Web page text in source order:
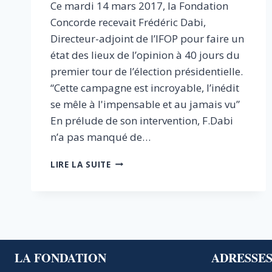
Ce mardi 14 mars 2017, la Fondation
Concorde recevait Frédéric Dabi,
Directeur-adjoint de l’IFOP pour faire un
état des lieux de l’opinion à 40 jours du
premier tour de l’élection présidentielle.
“Cette campagne est incroyable, l’inédit
se mêle à l'impensable et au jamais vu”
En prélude de son intervention, F.Dabi
n’a pas manqué de…
LIRE LA SUITEL’ETAT
DU
LA FONDATION ADRESSES